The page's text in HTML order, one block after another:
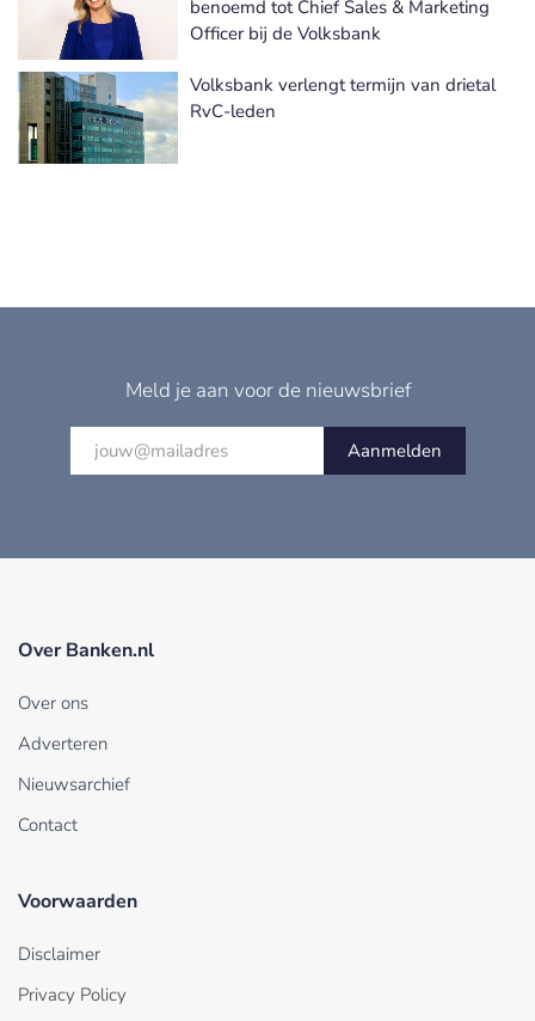
benoemd tot Chief Sales & Marketing
Officer bij de Volksbank
Volksbank verlengt termijn van drietal
RvC-leden
Meld je aan voor de nieuwsbrief
Aanmelden
Over Banken.nl
Over ons
Adverteren
Nieuwsarchief
Contact
Voorwaarden
Disclaimer
Privacy Policy